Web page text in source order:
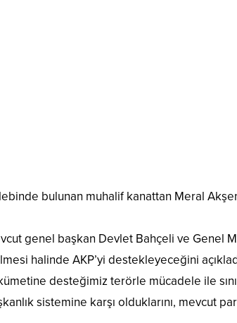
bulunan muhalif kanattan Meral
genel başkan Devlet Bahçeli ve Genel
halinde AKP’yi destekleyeceğini
desteğimiz terörle mücadele ile
sistemine karşı olduklarını, mevcut